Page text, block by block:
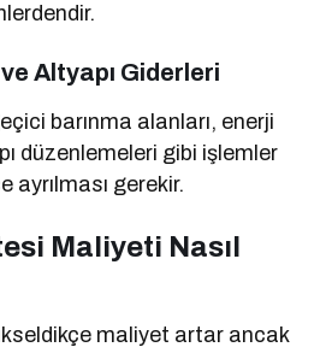
Altyapı Giderleri
barınma alanları, enerji
düzenlemeleri gibi işlemler
ayrılması gerekir.
Maliyeti Nasıl
maliyet artar ancak